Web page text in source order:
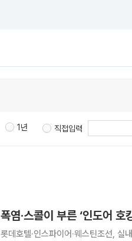
1년 직접입력
폭염·스콜이 부른 ‘인도어
롯데호텔·인스파이어·웨스틴조선,